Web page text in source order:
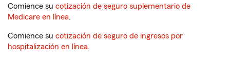
Comience su cotización de seguro suplementario de
Medicare en línea.
Comience su cotización de seguro de ingresos por
hospitalización en línea.